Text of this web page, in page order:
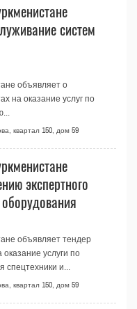
систем
объявляет о
на оказание услуг по
квартал 150, дом 59
экспертного
объявляет тендер
услуги по
спецтехники и...
квартал 150, дом 59